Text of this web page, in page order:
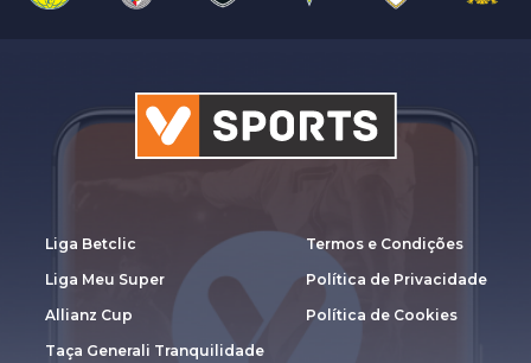
Liga Betclic
Liga Meu Super
Allianz Cup
Taça Generali Tranquilidade
Termos e Condições
Política de Privacidade
Política de Cookies